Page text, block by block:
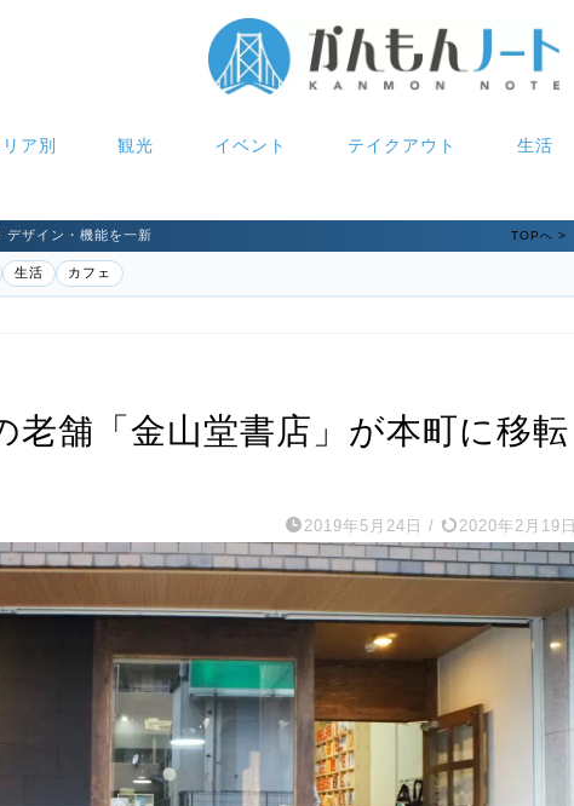
ア別 観光 イベント テイクアウト 生活
デザイン・機能を一新 TOPへ >
生活 カフェ
老舗「金山堂書店」が本町に移転
2019年5月24日 / 2020年2月19日